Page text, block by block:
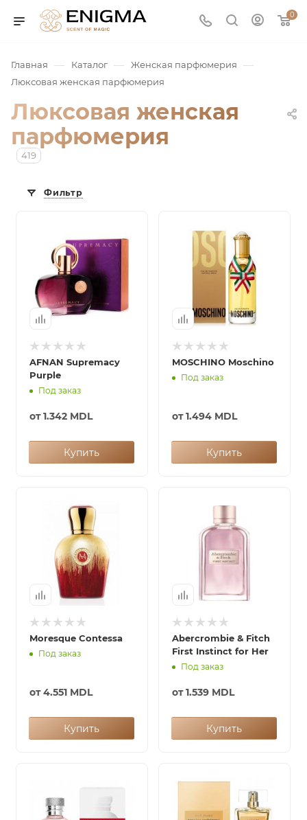
0
/ Нишевая
Арабская
сертификат
Главная — Каталог — Женская парфюмерия —
Люксовая женская парфюмерия
Люксовая женская
парфюмерия
419
Фильтр
AFNAN Supremacy
Purple
Под заказ
от1.342 MDL
Купить
MOSCHINO Moschino
Под заказ
от1.494 MDL
Купить
Moresque Contessa
Под заказ
от4.551 MDL
Купить
Abercrombie & Fitch
First Instinct for Her
Под заказ
от1.539 MDL
Купить